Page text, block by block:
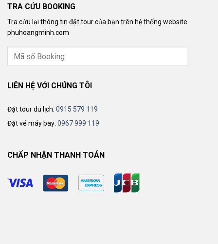
TRA CỨU BOOKING
Tra cứu lại thông tin đặt tour của bạn trên hệ thống website
phuhoangminh.com
LIÊN HỆ VỚI CHÚNG TÔI
Đặt tour du lịch: 0915 579 119
Đặt vé máy bay: 0967 999 119
CHẤP NHẬN THANH TOÁN